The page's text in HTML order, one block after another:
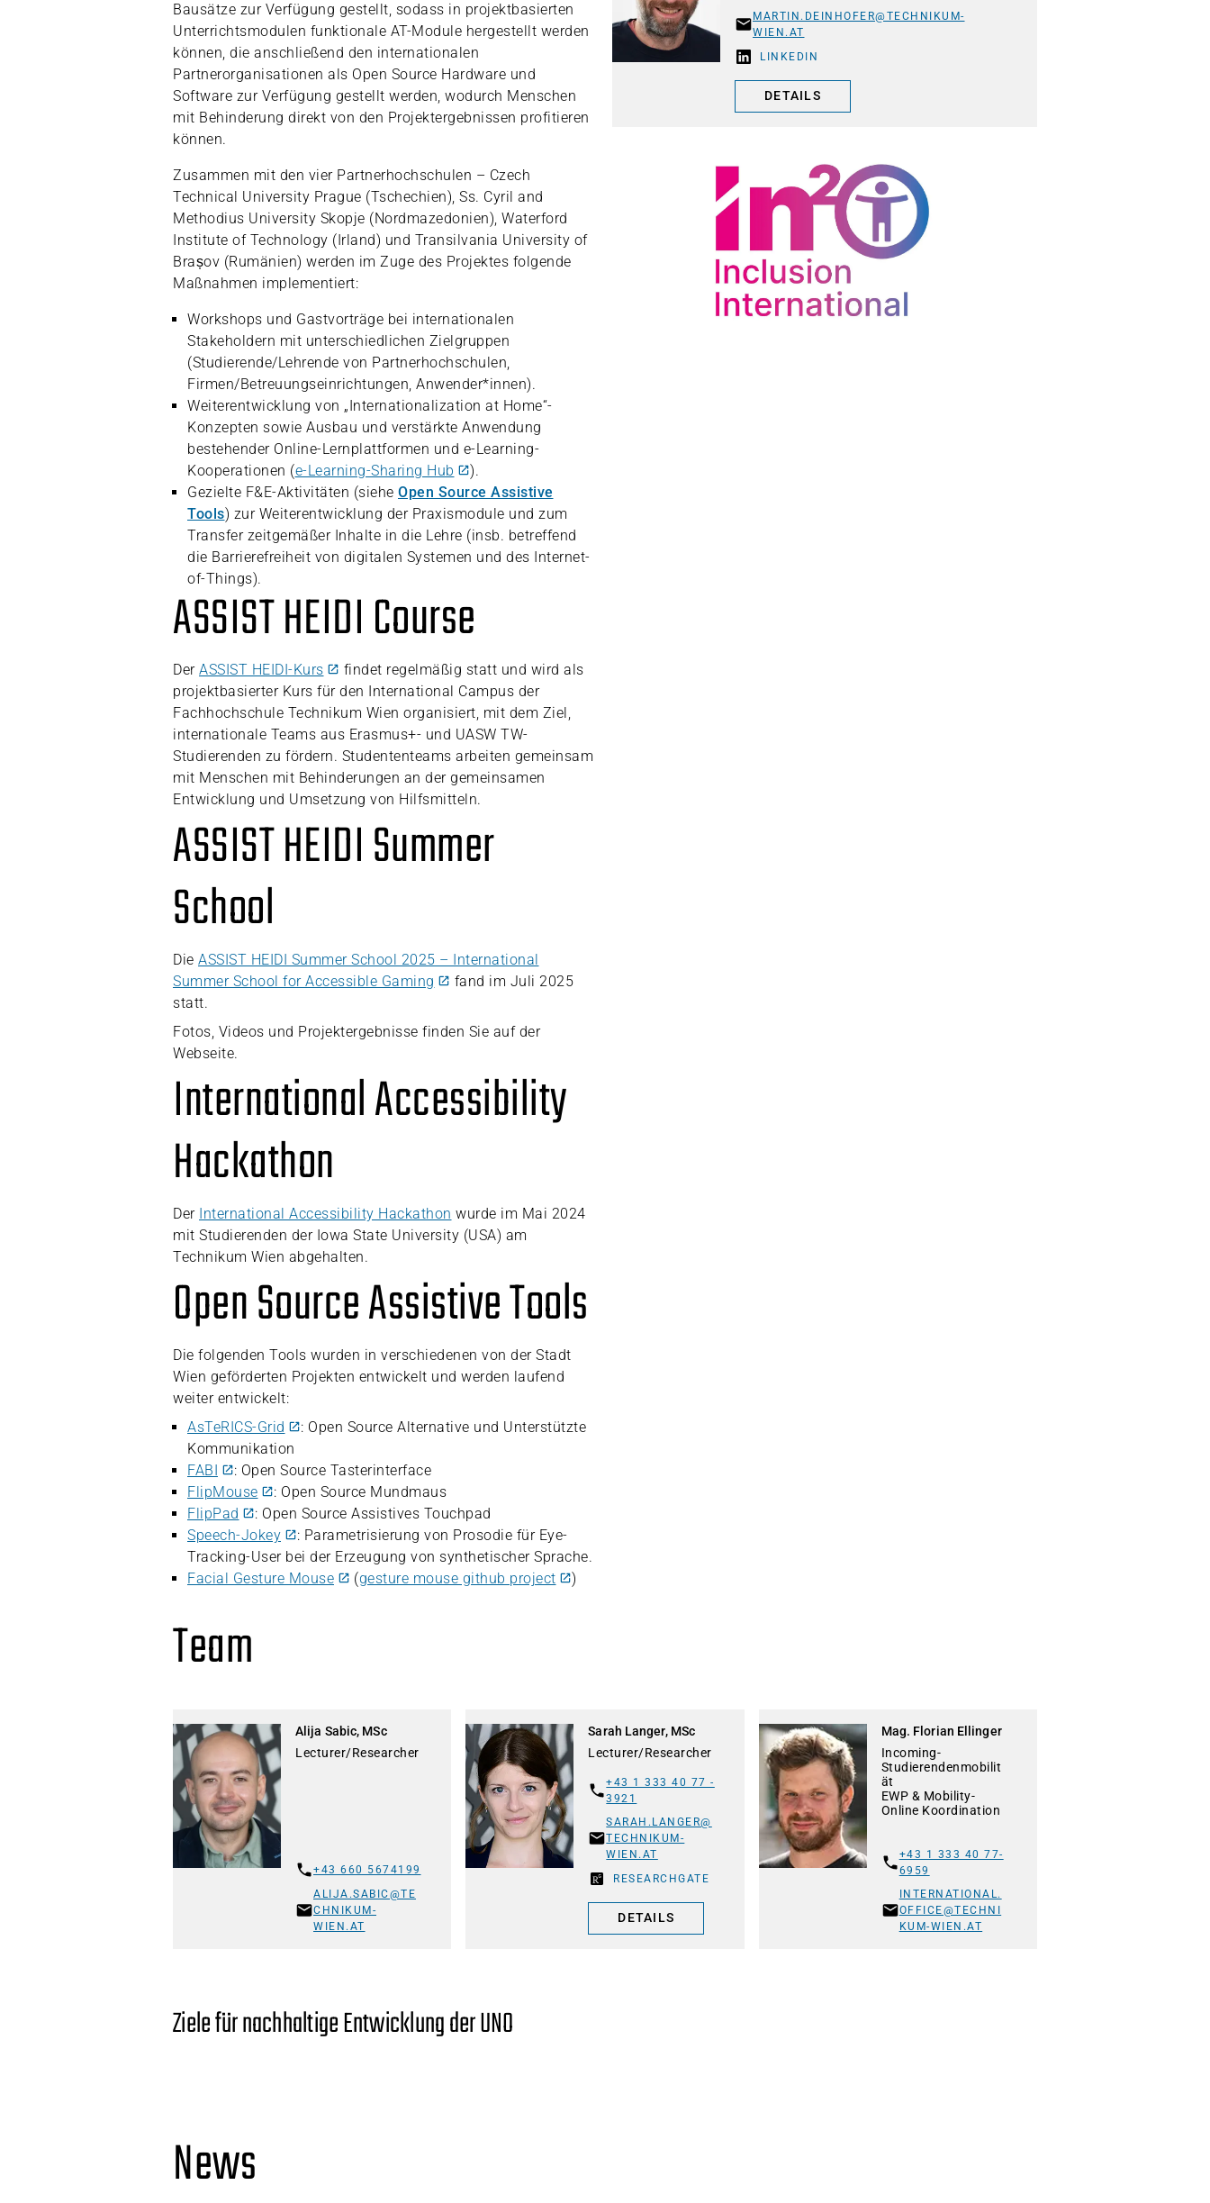
Bausätze zur Verfügung gestellt, sodass in projektbasierten
Unterrichtsmodulen funktionale AT-Module hergestellt werden
können, die anschließend den internationalen
Partnerorganisationen als Open Source Hardware und
Software zur Verfügung gestellt werden, wodurch Menschen
mit Behinderung direkt von den Projektergebnissen profitieren
können.
Zusammen mit den vier Partnerhochschulen – Czech
Technical University Prague (Tschechien), Ss. Cyril and
Methodius University Skopje (Nordmazedonien), Waterford
Institute of Technology (Irland) und Transilvania University of
Brașov (Rumänien) werden im Zuge des Projektes folgende
Maßnahmen implementiert:
Workshops und Gastvorträge bei internationalen
Stakeholdern mit unterschiedlichen Zielgruppen
(Studierende/Lehrende von Partnerhochschulen,
Firmen/Betreuungseinrichtungen, Anwender*innen).
Weiterentwicklung von „Internationalization at Home“-
Konzepten sowie Ausbau und verstärkte Anwendung
bestehender Online-Lernplattformen und e-Learning-
Kooperationen (e-Learning-Sharing Hub
).
Gezielte F&E-Aktivitäten (siehe Open Source Assistive
Tools) zur Weiterentwicklung der Praxismodule und zum
Transfer zeitgemäßer Inhalte in die Lehre (insb. betreffend
die Barrierefreiheit von digitalen Systemen und des Internet-
of-Things).
ASSIST HEIDI Course
Der ASSIST HEIDI-Kurs
findet regelmäßig statt und wird als
projektbasierter Kurs für den International Campus der
Fachhochschule Technikum Wien organisiert, mit dem Ziel,
internationale Teams aus Erasmus+- und UASW TW-
Studierenden zu fördern. Studententeams arbeiten gemeinsam
mit Menschen mit Behinderungen an der gemeinsamen
Entwicklung und Umsetzung von Hilfsmitteln.
ASSIST HEIDI Summer
School
Die ASSIST HEIDI Summer School 2025 – International
Summer School for Accessible Gaming
fand im Juli 2025
statt.
Fotos, Videos und Projektergebnisse finden Sie auf der
Webseite.
International Accessibility
Hackathon
Der International Accessibility Hackathon wurde im Mai 2024
mit Studierenden der Iowa State University (USA) am
Technikum Wien abgehalten.
Open Source Assistive Tools
Die folgenden Tools wurden in verschiedenen von der Stadt
Wien geförderten Projekten entwickelt und werden laufend
weiter entwickelt:
AsTeRICS-Grid
: Open Source Alternative und Unterstützte
Kommunikation
FABI
: Open Source Tasterinterface
FlipMouse
: Open Source Mundmaus
FlipPad
: Open Source Assistives Touchpad
Speech-Jokey
: Parametrisierung von Prosodie für Eye-
Tracking-User bei der Erzeugung von synthetischer Sprache.
Facial Gesture Mouse
(gesture mouse github project )
MARTIN.DEINHOFER@TECHNIKUM-
WIEN.AT
LINKEDIN
DETAILS
Team
Alija Sabic, MSc
Lecturer/Researcher
+43 660 5674199
ALIJA.SABIC@TE
CHNIKUM-
WIEN.AT
Sarah Langer, MSc
Lecturer/Researcher
+43 1 333 40 77 -
3921
SARAH.LANGER@
TECHNIKUM-
WIEN.AT
RESEARCHGATE
DETAILS
Mag. Florian Ellinger
Incoming-
Studierendenmobilit
ät
EWP & Mobility-
Online Koordination
+43 1 333 40 77-
6959
INTERNATIONAL.
OFFICE@TECHNI
KUM-WIEN.AT
Ziele für nachhaltige Entwicklung der UNO
News